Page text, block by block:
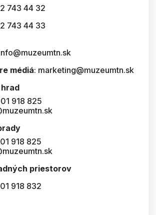
743 44 32
743 44 33
médiá: marketing@muzeumtn.sk
918 825
918 825
priestorov
918 832